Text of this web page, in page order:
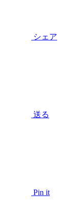
シェア
送る
Pin it